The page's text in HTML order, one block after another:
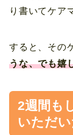
り書いてケア
すると、その
うな、でも嬉
2週間も
いただい